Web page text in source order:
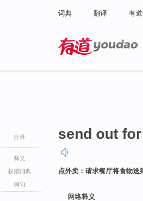
词典 翻译 有
目录
释义
权威词典
例句
send out for
点外卖：请求餐厅将食物送
网络释义